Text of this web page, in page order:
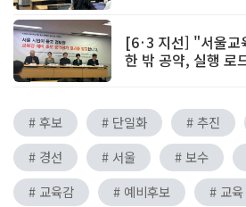
[6·3 지선] "서울교
한 밖 공약, 실행 로
# 후보 # 단일화 # 추진
# 경선
# 서울 # 보수
# 교육감
# 예비후보 # 교육